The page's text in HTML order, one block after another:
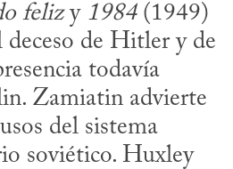
feliz y 1984 (1949)
deceso de Hitler y de
todavía
Zamiatin advierte
del sistema
soviético. Huxley